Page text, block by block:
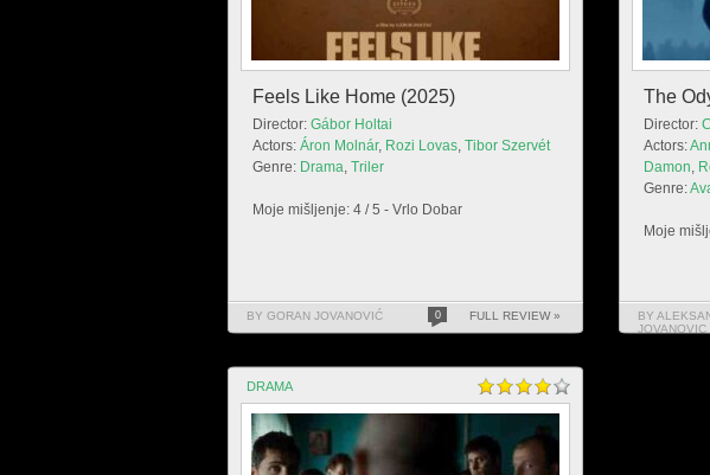
Feels Like Home (2025)
Director: Gábor Holtai
Actors: Áron Molnár, Rozi Lovas, Tibor Szervét
Genre: Drama, Triler
Moje mišljenje: 4 / 5 - Vrlo Dobar
BY GORAN JOVANOVIĆ 0 FULL REVIEW »
The
Director:
Actors:
Damon,
Genre:
Moje
BY
JOVANOVIC
DRAMA